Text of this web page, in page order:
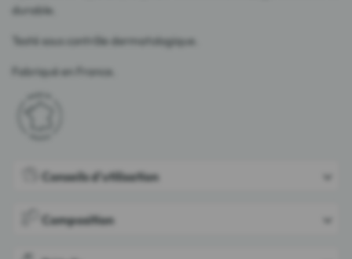
durable.
Testé sous contrôle dermatologique.
Fabriqué en France.
Conseils d'utilisation
Composition